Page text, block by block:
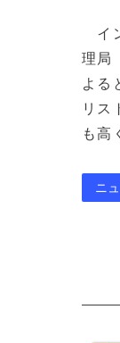
イ
理局
よる
リス
も高
ニ